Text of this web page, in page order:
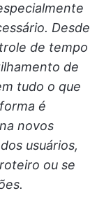
Desde
de tempo
de
tudo o que
é
novos
usuários,
ou se